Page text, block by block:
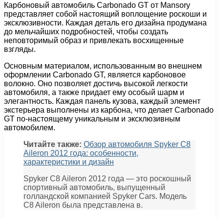
Карбоновый автомобиль Carbonado GT от Mansory
представляет собой настоящий воплощение роскоши и
эксклюзивности. Каждая деталь его дизайна продумана
до мельчайших подробностей, чтобы создать
неповторимый образ и привлекать восхищенные
взгляды.
Основным материалом, использованным во внешнем
оформлении Carbonado GT, является карбоновое
волокно. Оно позволяет достичь высокой легкости
автомобиля, а также придает ему особый шарм и
элегантность. Каждая панель кузова, каждый элемент
экстерьера выполнены из карбона, что делает Carbonado
GT по-настоящему уникальным и эксклюзивным
автомобилем.
Читайте также: Обзор автомобиля Spyker C8
Aileron 2012 года: особенности,
характеристики и дизайн
Spyker C8 Aileron 2012 года — это роскошный
спортивный автомобиль, выпущенный
голландской компанией Spyker Cars. Модель
C8 Aileron была представлена в.